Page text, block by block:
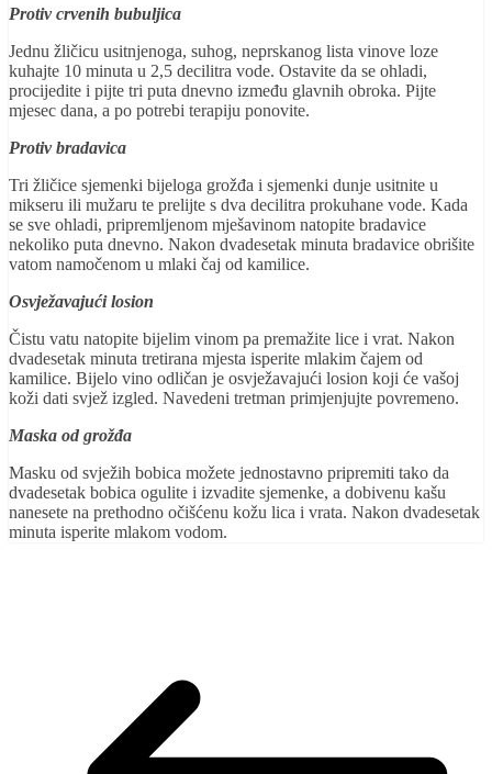
Protiv crvenih bubuljica
Jednu žličicu usitnjenoga, suhog, neprskanog lista vinove loze
kuhajte 10 minuta u 2,5 decilitra vode. Ostavite da se ohladi,
procijedite i pijte tri puta dnevno između glavnih obroka. Pijte
mjesec dana, a po potrebi terapiju ponovite.
Protiv bradavica
Tri žličice sjemenki bijeloga grožđa i sjemenki dunje usitnite u
mikseru ili mužaru te prelijte s dva decilitra prokuhane vode. Kada
se sve ohladi, pripremljenom mješavinom natopite bradavice
nekoliko puta dnevno. Nakon dvadesetak minuta bradavice obrišite
vatom namočenom u mlaki čaj od kamilice.
Osvježavajući losion
Čistu vatu natopite bijelim vinom pa premažite lice i vrat. Nakon
dvadesetak minuta tretirana mjesta isperite mlakim čajem od
kamilice. Bijelo vino odličan je osvježavajući losion koji će vašoj
koži dati svjež izgled. Navedeni tretman primjenjujte povremeno.
Maska od grožđa
Masku od svježih bobica možete jednostavno pripremiti tako da
dvadesetak bobica ogulite i izvadite sjemenke, a dobivenu kašu
nanesete na prethodno očišćenu kožu lica i vrata. Nakon dvadesetak
minuta isperite mlakom vodom.